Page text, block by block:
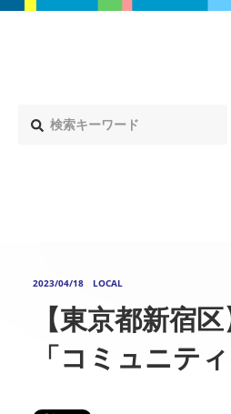
2023/04/18 LOCAL
【東京都新宿
「コミュニテ